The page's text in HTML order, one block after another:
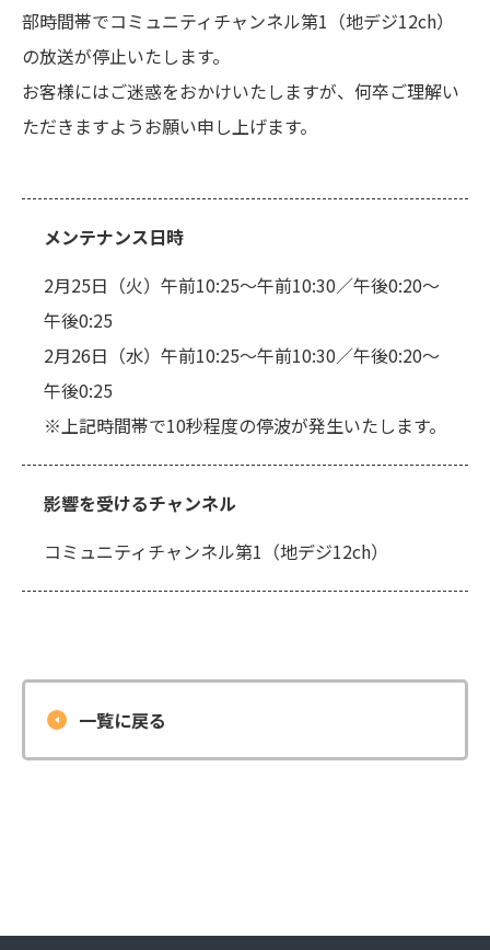
部時間帯でコミュニティチャンネル第1（地デジ12ch）
の放送が停止いたします。
お客様にはご迷惑をおかけいたしますが、何卒ご理解い
ただきますようお願い申し上げます。
メンテナンス日時
2月25日（火）午前10:25～午前10:30／午後0:20～
午後0:25
2月26日（水）午前10:25～午前10:30／午後0:20～
午後0:25
※上記時間帯で10秒程度の停波が発生いたします。
影響を受けるチャンネル
コミュニティチャンネル第1（地デジ12ch）
一覧に戻る